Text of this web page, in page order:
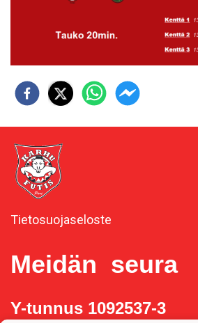
Tietosuojaseloste
Meidän seura
Y-tunnus 1092537-3